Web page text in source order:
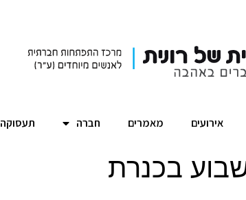
אירועים מאמרים חברה תעסוקה
בכנרת